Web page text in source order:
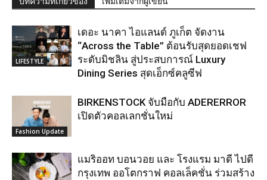
LIFESTYLE
เดอะ นาคา ไอแลนด์ ภูเก็ต จัดงาน
“Across the Table” ต้อนรับสุดยอดเชฟ
ระดับมิชลิน สู่ประสบการณ์ Luxury
Dining Series สุดเอ็กซ์คลูซีฟ
Fashion Update
BIRKENSTOCK จับมือกับ ADERERROR
เปิดตัวคอลเลกชั่นใหม่
แมริออท บอนวอย และ โรงแรม มาดี ไปดี
กรุงเทพ ออโตกราฟ คอลเล็คชั่น ร่วมสร้าง